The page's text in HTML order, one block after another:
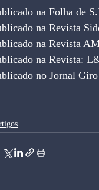
na Folha de
na Revista
na Revista
na Revista:
no Jornal